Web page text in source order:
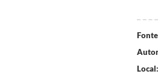
Local: